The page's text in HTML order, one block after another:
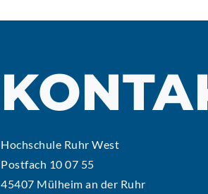
Hochschule Ruhr West
Postfach 10 07 55
45407 Mülheim an der Ruhr